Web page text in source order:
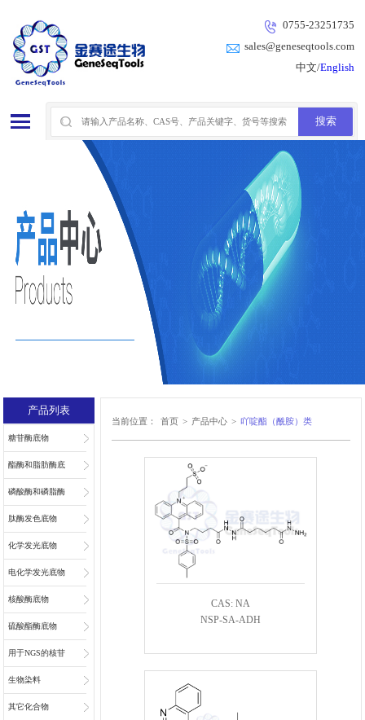
0755-23251735
sales@geneseqtools.com
中文/English
产品列表
糖苷酶底物
酯酶和脂肪酶底
物
磷酸酶和磷脂酶
底物
肽酶发色底物
化学发光底物
电化学发光底物
核酸酶底物
硫酸酯酶底物
用于NGS的核苷
和核苷酸
生物染料
其它化合物
当前位置： 首页 > 产品中心 > 吖啶酯（酰胺）类
CAS: NA
NSP-SA-ADH